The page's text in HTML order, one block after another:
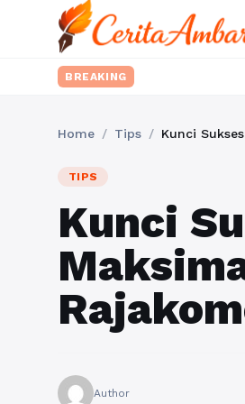
BREAKING
Home / Tips / Kunci
TIPS
Kunci
Author